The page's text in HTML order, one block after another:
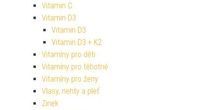
Vitamin C
Vitamin D3
Vitamin D3
Vitamin D3 + K2
Vitamíny pro děti
Vitamíny pro těhotné
Vitamíny pro ženy
Vlasy, nehty a pleť
Zinek